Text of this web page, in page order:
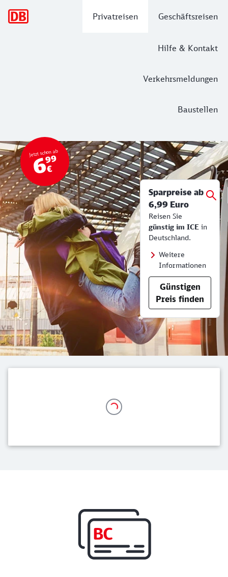
Privatreisen Geschäftsreisen
Hilfe & Kontakt
Verkehrsmeldungen
Baustellen
Bahn Tickets & Services
Top Angebot
Jetzt schon ab
699
€
Sparpreise ab
6,99 Euro
Reisen Sie
günstig im ICE in
Deutschland.
Weitere
Informationen
Günstigen
Preis finden